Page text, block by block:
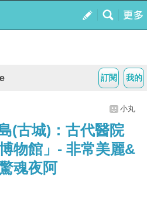
我的
訂閱
小丸
(古城)：古代醫院
物館」- 非常美麗&
魂夜阿